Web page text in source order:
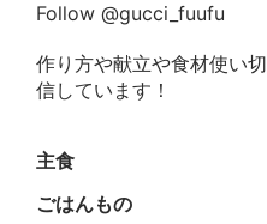
Follow @gucci_fuufu
作り方や献立や食材使い
信しています！
主食
ごはんもの